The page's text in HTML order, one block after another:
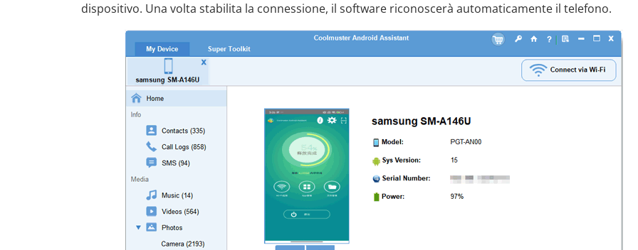
dispositivo. Una volta stabilita la connessione, il software riconoscerà automaticamente il telefono.